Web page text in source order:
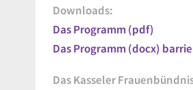
Downloads:
Das Programm (pdf)
Das Programm (docx)
Das Kasseler